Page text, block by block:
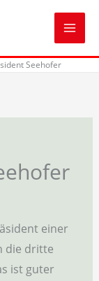
Seehofer
einer
die dritte
ist guter